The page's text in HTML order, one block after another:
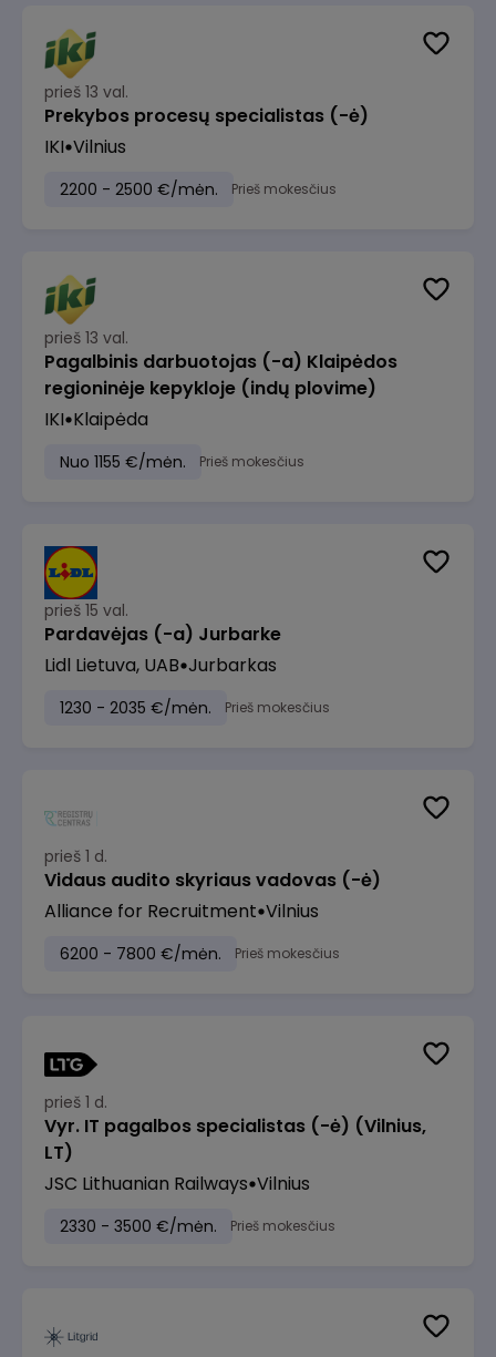
prieš 13 val.
Prekybos procesų specialistas (-ė)
IKI Vilnius
2200 - 2500 €/mėn. Prieš mokesčius
prieš 13 val.
Pagalbinis darbuotojas (-a) Klaipėdos
regioninėje kepykloje (indų plovime)
IKI Klaipėda
Nuo 1155 €/mėn. Prieš mokesčius
prieš 15 val.
Pardavėjas (-a) Jurbarke
Lidl Lietuva, UAB Jurbarkas
1230 - 2035 €/mėn. Prieš mokesčius
prieš 1 d.
Vidaus audito skyriaus vadovas (-ė)
Alliance for Recruitment Vilnius
6200 - 7800 €/mėn. Prieš mokesčius
prieš 1 d.
Vyr. IT pagalbos specialistas (-ė) (Vilnius,
LT)
JSC Lithuanian Railways Vilnius
2330 - 3500 €/mėn. Prieš mokesčius